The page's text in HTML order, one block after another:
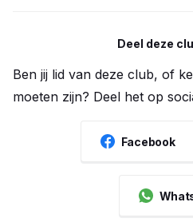
Deel deze
Ben jij lid van deze club, of
moeten zijn? Deel het op
Facebook